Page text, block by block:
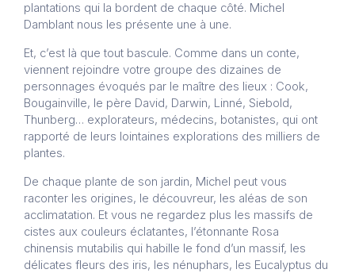
plantations qui la bordent de chaque côté. Michel
Damblant nous les présente une à une.
Et, c’est là que tout bascule. Comme dans un conte,
viennent rejoindre votre groupe des dizaines de
personnages évoqués par le maître des lieux : Cook,
Bougainville, le père David, Darwin, Linné, Siebold,
Thunberg… explorateurs, médecins, botanistes, qui ont
rapporté de leurs lointaines explorations des milliers de
plantes.
De chaque plante de son jardin, Michel peut vous
raconter les origines, le découvreur, les aléas de son
acclimatation. Et vous ne regardez plus les massifs de
cistes aux couleurs éclatantes, l’étonnante Rosa
chinensis mutabilis qui habille le fond d’un massif, les
délicates fleurs des iris, les nénuphars, les Eucalyptus du